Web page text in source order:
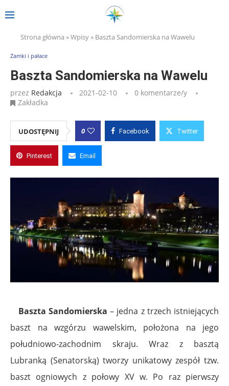
Strona główna »Wpisy» Baszta Sandomierska na Wawelu
Zamki i pałace
Baszta Sandomierska na Wawelu
przez Redakcja 2021-02-10
0 komentarze/y
Zakładka
UDOSTĘPNIJ 0 Facebook Twitter
Pinterest Email
Baszta Sandomierska – jedna z trzech istniejących
baszt na wzgórzu wawelskim, położona na jego
południowo-zachodnim skraju. Wraz z basztą
Lubranką (Senatorską) tworzy unikatowy zespół tzw.
baszt ogniowych z połowy XV w. Po raz pierwszy